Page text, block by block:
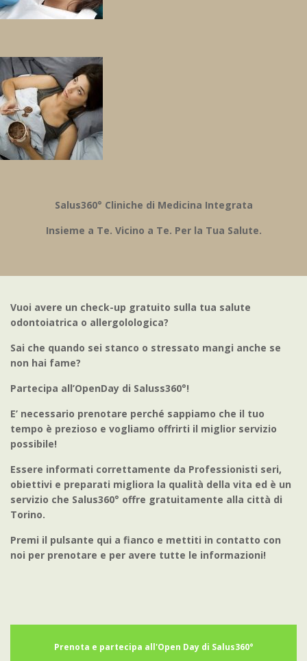
Salus360° Cliniche di Medicina Integrata
Insieme a Te. Vicino a Te. Per la Tua Salute.
Vuoi avere un check-up gratuito sulla tua salute
odontoiatrica o allergolologica?
Sai che quando sei stanco o stressato mangi anche se
non hai fame?
Partecipa all’OpenDay di Saluss360°!
E’ necessario prenotare perché sappiamo che il tuo
tempo è prezioso e vogliamo offrirti il miglior servizio
possibile!
Essere informati correttamente da Professionisti seri,
obiettivi e preparati migliora la qualità della vita ed è un
servizio che Salus360° offre gratuitamente alla città di
Torino.
Premi il pulsante qui a fianco e mettiti in contatto con
noi per prenotare e per avere tutte le informazioni!
Prenota e partecipa all'Open Day di Salus360°